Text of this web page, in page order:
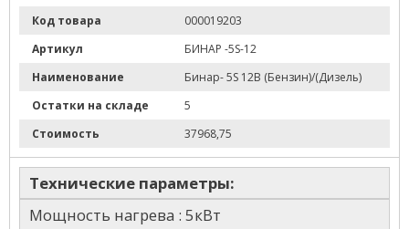
Код товара
000019203
Артикул
БИНАР -5S-12
Наименование
Бинар- 5S 12В (Бензин)/(Дизель)
Остатки на складе
5
Стоимость
37968,75
Технические параметры:
Мощность нагрева : 5кВт